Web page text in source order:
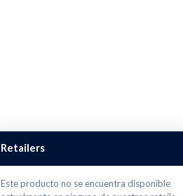
Retailers
Este producto no se encuentra disponible